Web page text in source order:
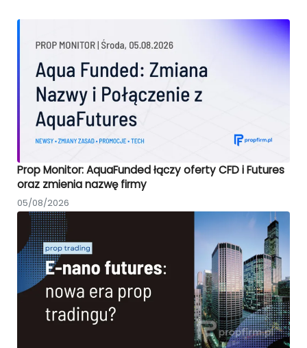
Prop Monitor: AquaFunded łączy oferty CFD i Futures
oraz zmienia nazwę firmy
05/08/2026